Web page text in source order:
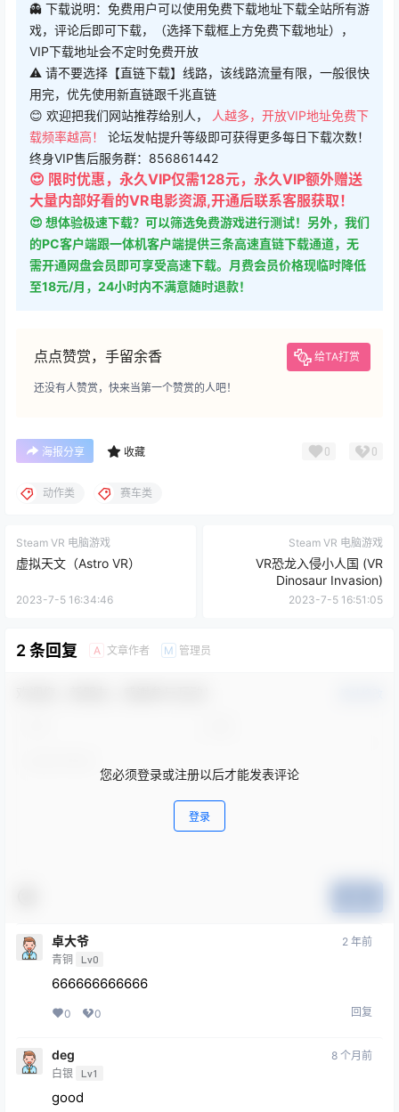
👻 下载说明：免费用户可以使用免费下载地址下载全站所有游
戏，评论后即可下载，（选择下载框上方免费下载地址），
VIP下载地址会不定时免费开放
⚠ 请不要选择【直链下载】线路，该线路流量有限，一般很快
用完，优先使用新直链跟千兆直链
😊 欢迎把我们网站推荐给别人，
人越多，开放VIP地址免费下
载频率越高！ 论坛发帖提升等级即可获得更多每日下载次数！
终身VIP售后服务群：856861442
😍 限时优惠，永久VIP仅需128元，永久VIP额外赠送
大量内部好看的VR电影资源,开通后联系客服获取！
😍 想体验极速下载？可以筛选免费游戏进行测试！另外，我们
的PC客户端跟一体机客户端提供三条高速直链下载通道，无
需开通网盘会员即可享受高速下载。月费会员价格现临时降低
至18元/月，24小时内不满意随时退款！
点点赞赏，手留余香 给TA打赏
还没有人赞赏，快来当第一个赞赏的人吧！
海报分享 收藏 0 0
动作类 赛车类
Steam VR 电脑游戏
虚拟天文（Astro VR）
2023-7-5 16:34:46
Steam VR 电脑游戏
VR恐龙入侵小人国 (VR
Dinosaur Invasion)
2023-7-5 16:51:05
2 条回复 A 文章作者 M 管理员
您必须登录或注册以后才能发表评论
登录
卓大爷
青铜 Lv0
2 年前
666666666666
0 0 回复
deg
白银 Lv1
8 个月前
good